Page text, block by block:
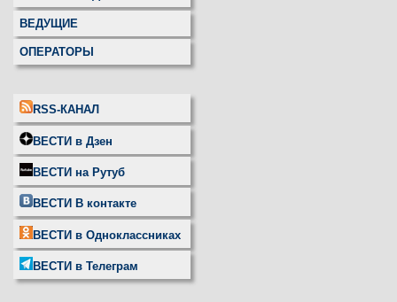
ВЕДУЩИЕ
ОПЕРАТОРЫ
RSS-КАНАЛ
ВЕСТИ в Дзен
ВЕСТИ на Рутуб
ВЕСТИ В контакте
ВЕСТИ в Одноклассниках
ВЕСТИ в Телеграм